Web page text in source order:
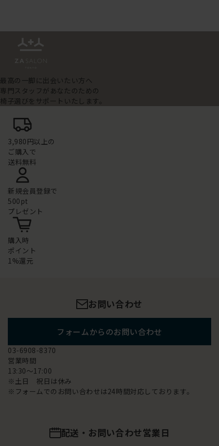
最高の一脚に出会いたい方へ
専門スタッフがあなたのための
椅子選びをサポートいたします。
3,980円以上の
ご購入で
送料無料
新規会員登録で
500pt
プレゼント
購入時
ポイント
1%還元
お問い合わせ
フォームからのお問い合わせ
03-6908-8370
営業時間
13:30～17:00
※土日 祝日は休み
※フォームでのお問い合わせは24時間対応しております。
配送・お問い合わせ営業日